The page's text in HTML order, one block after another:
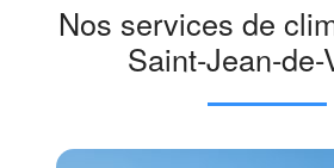
Nos services de
Saint-Jean-de-